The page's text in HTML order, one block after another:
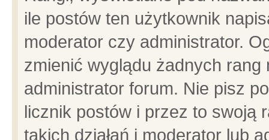
ile postów ten użytkownik
moderator czy administrator.
zmienić wyglądu żadnych
administrator forum. Nie pisz
licznik postów i przez to swoją
takich działań i moderator lub